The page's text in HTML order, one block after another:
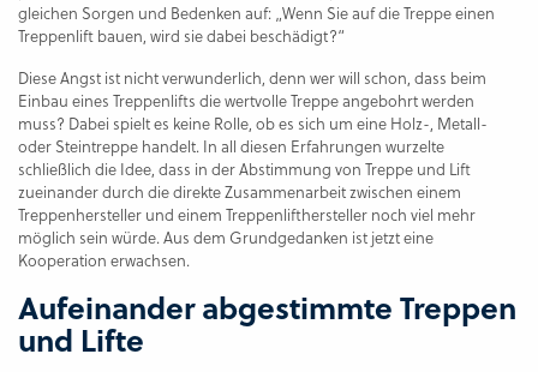
gleichen Sorgen und Bedenken auf: „Wenn Sie auf die Treppe einen
Treppenlift bauen, wird sie dabei beschädigt?“
Diese Angst ist nicht verwunderlich, denn wer will schon, dass beim
Einbau eines Treppenlifts die wertvolle Treppe angebohrt werden
muss? Dabei spielt es keine Rolle, ob es sich um eine Holz-, Metall-
oder Steintreppe handelt. In all diesen Erfahrungen wurzelte
schließlich die Idee, dass in der Abstimmung von Treppe und Lift
zueinander durch die direkte Zusammenarbeit zwischen einem
Treppenhersteller und einem Treppenlifthersteller noch viel mehr
möglich sein würde. Aus dem Grundgedanken ist jetzt eine
Kooperation erwachsen.
Aufeinander abgestimmte Treppen
und Lifte